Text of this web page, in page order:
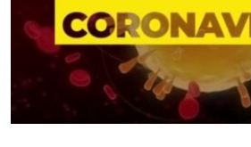
Learning English
СОЦИАЛЬНЫЕ СЕТИ